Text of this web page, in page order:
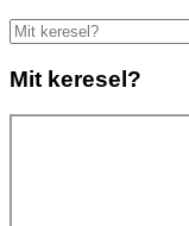
Mit keresel?